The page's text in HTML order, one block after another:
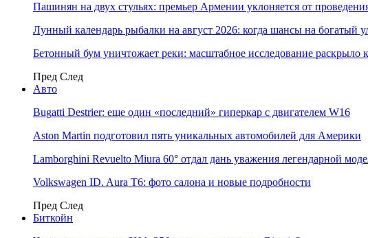
Пашинян на двух стульях: премьер Армении уклоняется от
Лунный календарь рыбалки на август 2026: когда шансы на богатый
Бетонный бум уничтожает реки: масштабное исследование раскрыло
Пред След
Авто
Bugatti Destrier: еще один «последний» гиперкар с двигателем W16
Aston Martin подготовил пять уникальных автомобилей для Америки
Lamborghini Revuelto Miura 60° отдал дань уважения легендарной
Volkswagen ID. Aura T6: фото салона и новые подробности
Пред След
Биткойн